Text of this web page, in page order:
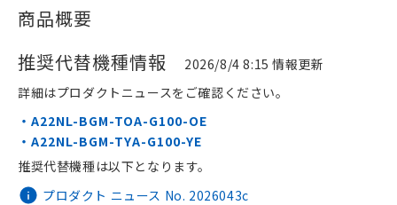
商品概要
推奨代替機種情報
2026/8/4 8:15 情報更新
プロダクト ニュース No. 2026043c
推奨代替機種は以下となります。
・A22NL-BGM-TOA-G100-OE
・A22NL-BGM-TYA-G100-YE
詳細はプロダクトニュースをご確認ください。